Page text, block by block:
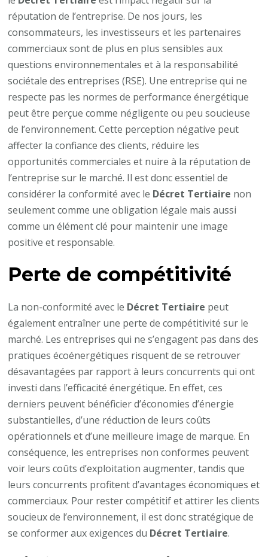
réputation de l’entreprise. De nos jours, les
consommateurs, les investisseurs et les partenaires
commerciaux sont de plus en plus sensibles aux
questions environnementales et à la responsabilité
sociétale des entreprises (RSE). Une entreprise qui ne
respecte pas les normes de performance énergétique
peut être perçue comme négligente ou peu soucieuse
de l’environnement. Cette perception négative peut
affecter la confiance des clients, réduire les
opportunités commerciales et nuire à la réputation de
l’entreprise sur le marché. Il est donc essentiel de
considérer la conformité avec le Décret Tertiaire non
seulement comme une obligation légale mais aussi
comme un élément clé pour maintenir une image
positive et responsable.
Perte de compétitivité
La non-conformité avec le Décret Tertiaire peut
également entraîner une perte de compétitivité sur le
marché. Les entreprises qui ne s’engagent pas dans des
pratiques écoénergétiques risquent de se retrouver
désavantagées par rapport à leurs concurrents qui ont
investi dans l’efficacité énergétique. En effet, ces
derniers peuvent bénéficier d’économies d’énergie
substantielles, d’une réduction de leurs coûts
opérationnels et d’une meilleure image de marque. En
conséquence, les entreprises non conformes peuvent
voir leurs coûts d’exploitation augmenter, tandis que
leurs concurrents profitent d’avantages économiques et
commerciaux. Pour rester compétitif et attirer les clients
soucieux de l’environnement, il est donc stratégique de
se conformer aux exigences du Décret Tertiaire.